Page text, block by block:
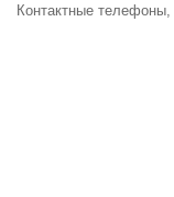
Контактные